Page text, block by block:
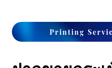
Printing